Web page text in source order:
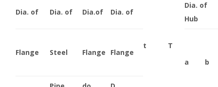
Dia. of Dia. of Dia.of Dia. of
t T
Dia. of
Hub
Flange Steel Flange
Flange
a
b